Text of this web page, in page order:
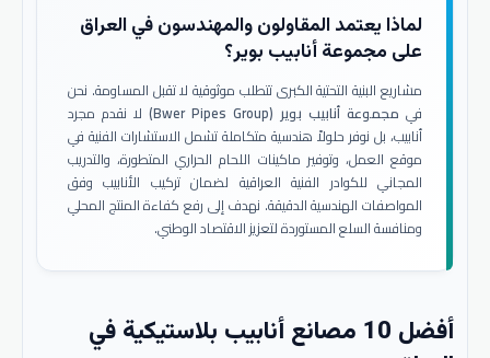
لماذا يعتمد المقاولون والمهندسون في العراق
على مجموعة أنابيب بوير؟
مشاريع البنية التحتية الكبرى تتطلب موثوقية لا تقبل المساومة. نحن
في مجموعة أنابيب بوير (Bwer Pipes Group)
لا نقدم مجرد
أنابيب، بل نوفر حلولاً هندسية متكاملة تشمل الاستشارات الفنية في
موقع العمل، وتوفير ماكينات اللحام الحراري المتطورة، والتدريب
المجاني للكوادر الفنية العراقية لضمان تركيب الأنابيب وفق
المواصفات الهندسية الدقيقة. نهدف إلى رفع كفاءة المنتج المحلي
ومنافسة السلع المستوردة لتعزيز الاقتصاد الوطني.
أفضل 10 مصانع أنابيب بلاستيكية في